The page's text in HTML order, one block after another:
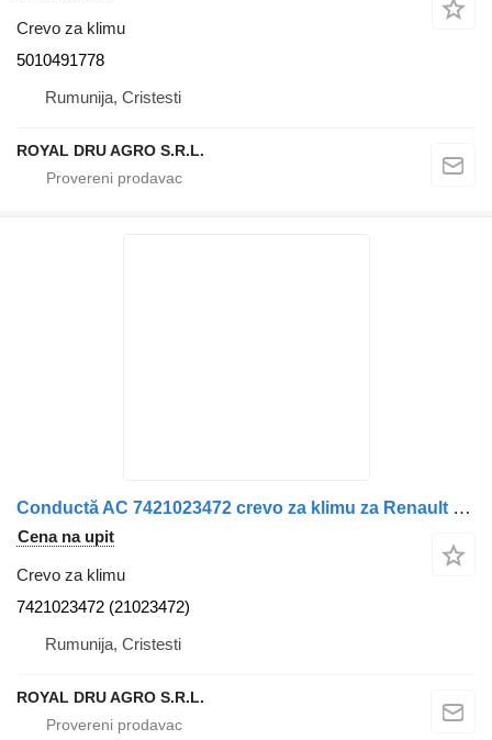
Crevo za klimu
5010491778
Rumunija, Cristesti
ROYAL DRU AGRO S.R.L.
Conductă AC 7421023472 crevo za klimu za Renault 7421023472 kamiona
Cena na upit
Crevo za klimu
7421023472 (21023472)
Rumunija, Cristesti
ROYAL DRU AGRO S.R.L.